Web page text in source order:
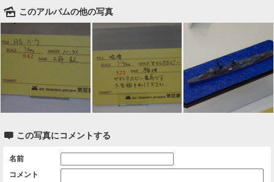
🌄 このアルバムの他の写真
 この写真にコメントする
名前
コメント